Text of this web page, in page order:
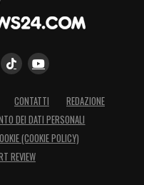
CONTATTI
REDAZIONE
DEI DATI PERSONALI
(COOKIE POLICY)
REVIEW